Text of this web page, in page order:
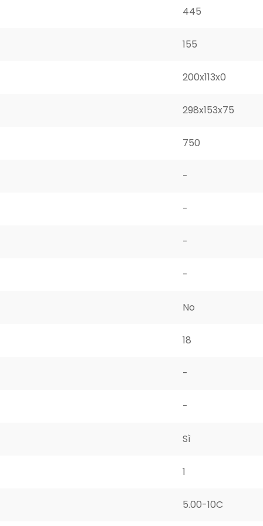
445
155
200x113x0
298x153x75
750
-
-
-
-
No
18
-
-
Sì
1
5.00-10C